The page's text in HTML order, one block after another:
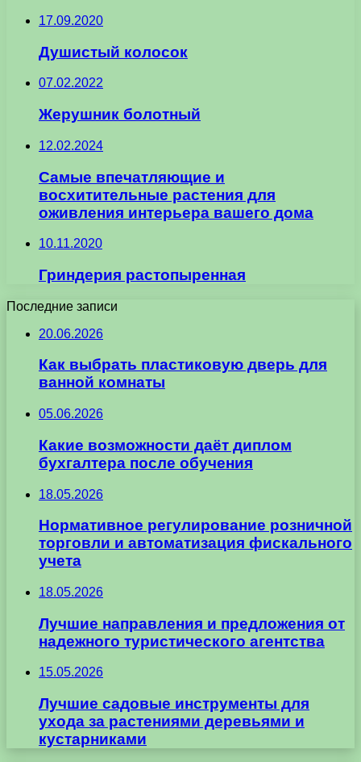
17.09.2020
Душистый колосок
07.02.2022
Жерушник болотный
12.02.2024
Самые впечатляющие и
восхитительные растения для
оживления интерьера вашего дома
10.11.2020
Гриндерия растопыренная
Последние записи
20.06.2026
Как выбрать пластиковую дверь для
ванной комнаты
05.06.2026
Какие возможности даёт диплом
бухгалтера после обучения
18.05.2026
Нормативное регулирование розничной
торговли и автоматизация фискального
учета
18.05.2026
Лучшие направления и предложения от
надежного туристического агентства
15.05.2026
Лучшие садовые инструменты для
ухода за растениями деревьями и
кустарниками